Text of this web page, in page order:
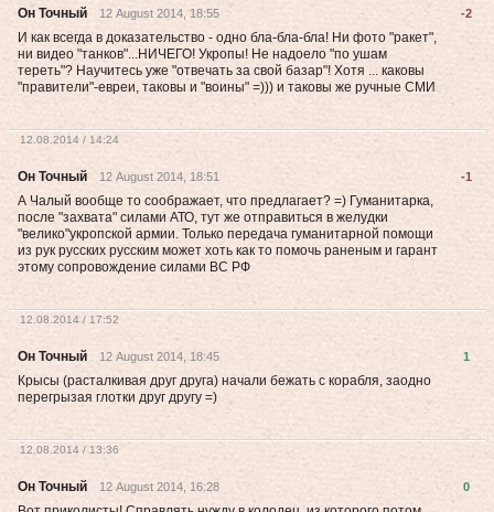
Он Точный 12 August 2014, 18:55
И как всегда в доказательство - одно бла-бла-бла! Ни фото "ракет",
ни видео "танков"...НИЧЕГО! Укропы! Не надоело "по ушам
тереть"? Научитесь уже "отвечать за свой базар"! Хотя ... каковы
"правители"-евреи, таковы и "воины" =))) и таковы же ручные СМИ
-2
12.08.2014 / 14:24
Он Точный 12 August 2014, 18:51
А Чалый вообще то соображает, что предлагает? =) Гуманитарка,
после "захвата" силами АТО, тут же отправиться в желудки
"велико"укропской армии. Только передача гуманитарной помощи
из рук русских русским может хоть как то помочь раненым и гарант
этому сопровождение силами ВС РФ
-1
12.08.2014 / 17:52
Он Точный 12 August 2014, 18:45
Крысы (расталкивая друг друга) начали бежать с корабля, заодно
перегрызая глотки друг другу =)
1
12.08.2014 / 13:36
Он Точный 12 August 2014, 16:28 0